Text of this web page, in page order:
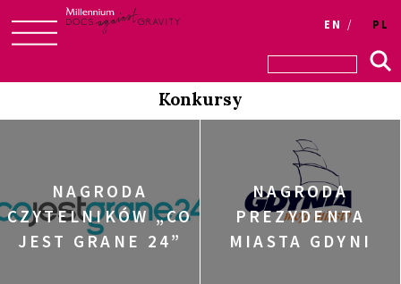
to
Login
EN PL
Konkursy
NAGRODA
CZYTELNIKÓW „CO
JEST GRANE 24”
NAGRODA
PREZYDENTA
MIASTA GDYNI